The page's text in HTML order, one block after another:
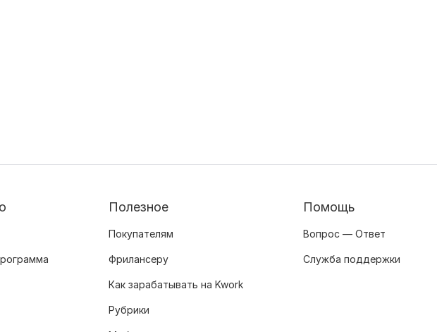
Полезное
Покупателям
Фрилансеру
Как зарабатывать на Kwork
Рубрики
Помощь
Вопрос — Ответ
Служба поддержки